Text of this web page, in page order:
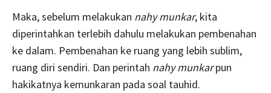
Maka, sebelum melakukan nahy munkar, kita
diperintahkan terlebih dahulu melakukan pembenahan
ke dalam. Pembenahan ke ruang yang lebih sublim,
ruang diri sendiri. Dan perintah nahy munkarpun
hakikatnya kemunkaran pada soal tauhid.